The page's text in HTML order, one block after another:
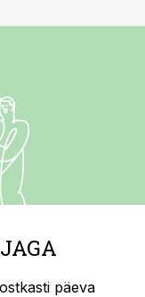
päeva